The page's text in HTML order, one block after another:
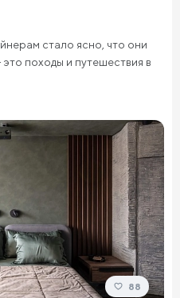
стало ясно, что они
походы и путешествия в
88